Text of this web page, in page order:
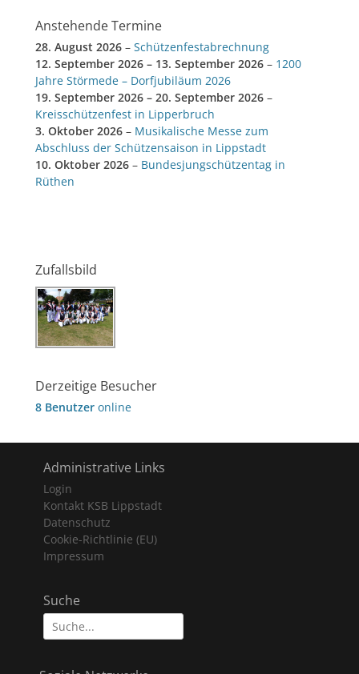
Anstehende Termine
28. August 2026 – Schützenfestabrechnung
12. September 2026 – 13. September 2026 – 1200
Jahre Störmede – Dorfjubiläum 2026
19. September 2026 – 20. September 2026 –
Kreisschützenfest in Lipperbruch
3. Oktober 2026 – Musikalische Messe zum
Abschluss der Schützensaison in Lippstadt
10. Oktober 2026 – Bundesjungschützentag in
Rüthen
Zufallsbild
Derzeitige Besucher
8 Benutzer online
Administrative Links
Login
Kontakt KSB Lippstadt
Datenschutz
Cookie-Richtlinie (EU)
Impressum
Suche
Suche
nach: